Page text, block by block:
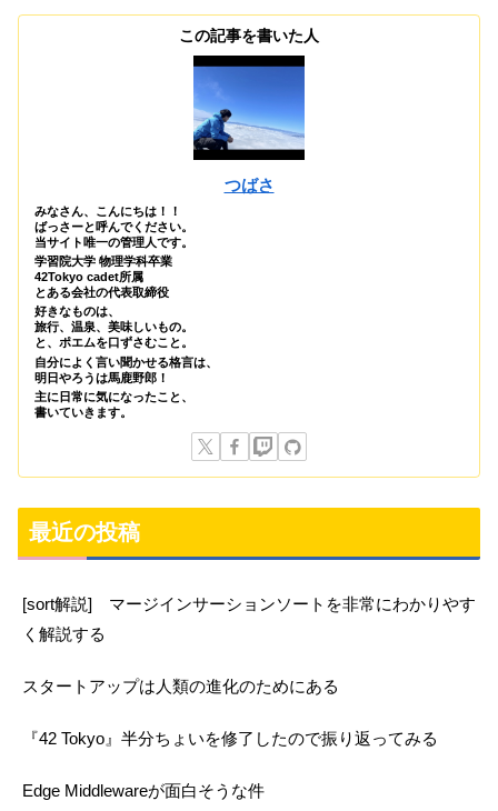
この記事を書いた人
つばさ
みなさん、こんにちは！！
ばっさーと呼んでください。
当サイト唯一の管理人です。
学習院大学 物理学科卒業
42Tokyo cadet所属
とある会社の代表取締役
好きなものは、
旅行、温泉、美味しいもの。
と、ポエムを口ずさむこと。
自分によく言い聞かせる格言は、
明日やろうは馬鹿野郎！
主に日常に気になったこと、
書いていきます。
最近の投稿
[sort解説] マージインサーションソートを非常にわかりやす
く解説する
スタートアップは人類の進化のためにある
『42 Tokyo』半分ちょいを修了したので振り返ってみる
Edge Middlewareが面白そうな件